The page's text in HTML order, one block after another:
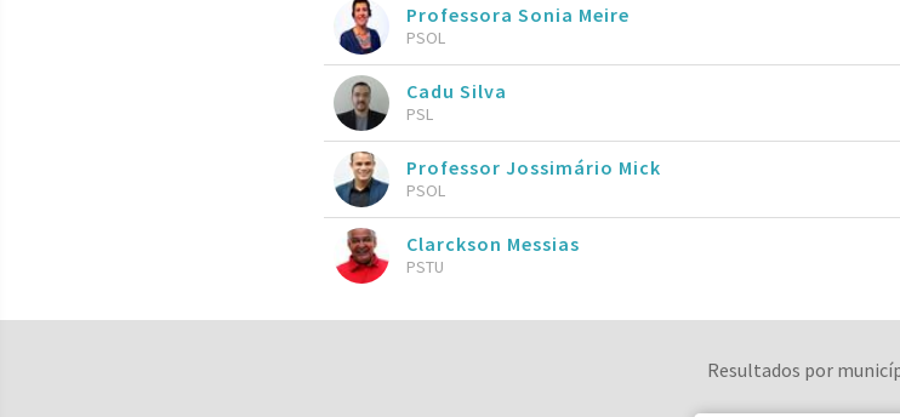
Professora Sonia Meire
PSOL
Cadu Silva
PSL
Professor Jossimário Mick
PSOL
Clarckson Messias
PSTU
Resultados por